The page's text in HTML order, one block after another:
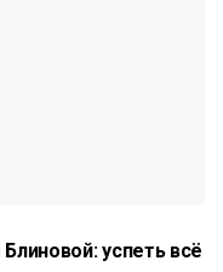
успеть всё